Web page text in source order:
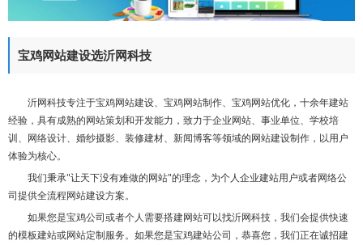
宝鸡网站建设选沂网科技
沂网科技专注于宝鸡网站建设、宝鸡网站制作、宝鸡网站优化，十余年建站
经验，具有成熟的网站策划和开发能力，致力于企业网站、事业单位、学校培
训、网络设计、婚纱摄影、装修建材、新闻博客等领域的网站建设制作，以用户
体验为核心。
我们秉承"让天下没有难做的网站"的理念，为个人企业建站用户或者网络公
司提供全流程网站建设方案。
如果您是宝鸡公司或者个人需要搭建网站可以找沂网科技，我们会提供快速
的模板建站或网站定制服务。如果您是宝鸡建站公司，恭喜您，我们正在诚招建